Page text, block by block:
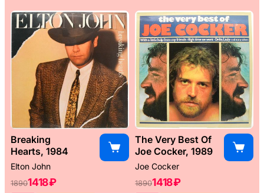
Breaking
Hearts, 1984
Elton John
18901418 ₽
The Very Best Of
Joe Cocker, 1989
Joe Cocker
18901418 ₽